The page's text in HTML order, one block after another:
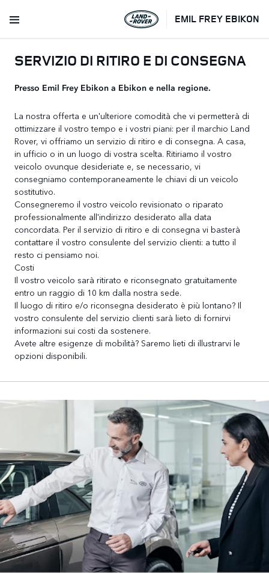
EMIL FREY EBIKON
SERVIZIO DI RITIRO E DI CONSEGNA
Presso Emil Frey Ebikon a Ebikon e nella regione.
La nostra offerta e un'ulteriore comodità che vi permetterà di
ottimizzare il vostro tempo e i vostri piani: per il marchio Land
Rover, vi offriamo un servizio di ritiro e di consegna. A casa,
in ufficio o in un luogo di vostra scelta. Ritiriamo il vostro
veicolo ovunque desideriate e, se necessario, vi
consegniamo contemporaneamente le chiavi di un veicolo
sostitutivo.
Consegneremo il vostro veicolo revisionato o riparato
professionalmente all'indirizzo desiderato alla data
concordata. Per il servizio di ritiro e di consegna vi basterà
contattare il vostro consulente del servizio clienti: a tutto il
resto ci pensiamo noi.
Costi
Il vostro veicolo sarà ritirato e riconsegnato gratuitamente
entro un raggio di 10 km dalla nostra sede.
Il luogo di ritiro e/o riconsegna desiderato è più lontano? Il
vostro consulente del servizio clienti sarà lieto di fornirvi
informazioni sui costi da sostenere.
Avete altre esigenze di mobilità? Saremo lieti di illustrarvi le
opzioni disponibili.